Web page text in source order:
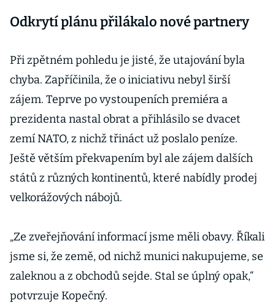
Odkrytí plánu přilákalo nové partnery
Při zpětném pohledu je jisté, že utajování byla
chyba. Zapříčinila, že o iniciativu nebyl širší
zájem. Teprve po vystoupeních premiéra a
prezidenta nastal obrat a přihlásilo se dvacet
zemí NATO, z nichž třináct už poslalo peníze.
Ještě větším překvapením byl ale zájem dalších
států z různých kontinentů, které nabídly prodej
velkorážových nábojů.
„Ze zveřejňování informací jsme měli obavy. Říkali
jsme si, že země, od nichž munici nakupujeme, se
zaleknou a z obchodů sejde. Stal se úplný opak,“
potvrzuje Kopečný.